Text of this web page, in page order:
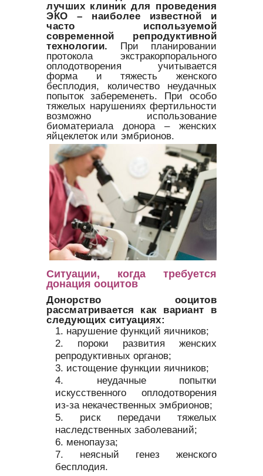
лучших клиник для проведения
ЭКО – наиболее известной и
часто используемой
современной репродуктивной
технологии.
При планировании
протокола экстракорпорального
оплодотворения учитывается
форма и тяжесть женского
бесплодия, количество неудачных
попыток забеременеть. При особо
тяжелых нарушениях фертильности
возможно использование
биоматериала донора – женских
яйцеклеток или эмбрионов.
Ситуации, когда требуется
донация ооцитов
Донорство ооцитов
рассматривается как вариант в
следующих ситуациях:
нарушение функций яичников;
пороки развития женских
репродуктивных органов;
истощение функции яичников;
неудачные попытки
искусственного оплодотворения
из-за некачественных эмбрионов;
риск передачи тяжелых
наследственных заболеваний;
менопауза;
неясный генез женского
бесплодия.